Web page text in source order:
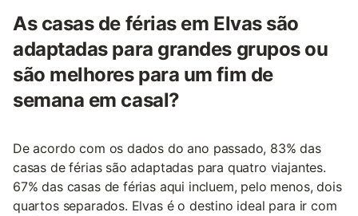
As casas de férias em Elvas são
adaptadas para grandes grupos ou
são melhores para um fim de
semana em casal?
De acordo com os dados do ano passado, 83% das
casas de férias são adaptadas para quatro viajantes.
67% das casas de férias aqui incluem, pelo menos, dois
quartos separados. Elvas é o destino ideal para ir com